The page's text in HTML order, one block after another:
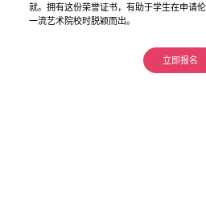
就。拥有这份荣誉证书，有助于学生在申请
一流艺术院校时脱颖而出。
立即报名